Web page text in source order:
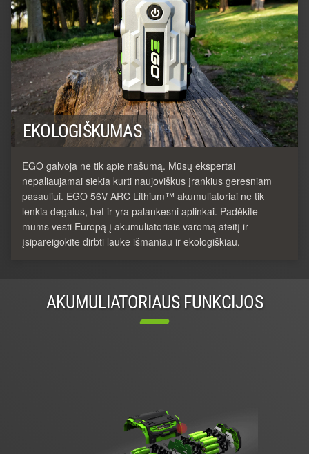
EKOLOGIŠKUMAS
EGO galvoja ne tik apie našumą. Mūsų ekspertai
nepaliaujamai siekia kurti naujoviškus įrankius geresniam
pasauliui. EGO 56V ARC Lithium™ akumuliatoriai ne tik
lenkia degalus, bet ir yra palankesni aplinkai. Padėkite
mums vesti Europą į akumuliatoriais varomą ateitį ir
įsipareigokite dirbti lauke išmaniau ir ekologiškiau.
AKUMULIATORIAUS FUNKCIJOS